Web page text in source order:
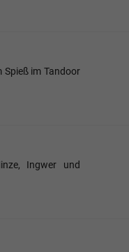
im Tandoor
Ingwer und